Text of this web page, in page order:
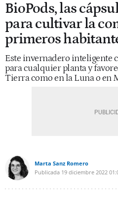
BioPods, las
para cultivar la
primeros
Este invernadero inteligente
para cualquier planta y
Tierra como en la Luna o en
Marta Sanz Romero
Publicada 19 diciembre 2022